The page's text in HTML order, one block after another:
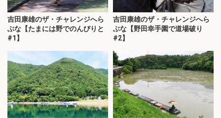
吉田康雄のザ・チャレンジへら
ぶな【たまには野でのんびりと
#1】
吉田康雄のザ・チャレンジへら
ぶな【野田幸手園で道場破り
#2】